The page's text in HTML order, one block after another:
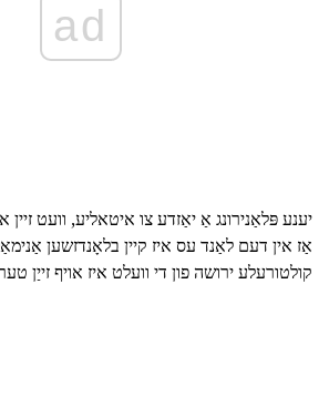
ad
יענע פּלאַנירונג אַ יאַזדע צו איטאליע, וועט זיין
קולטורעלע ירושה פון די וועלט איז אויף זייַן